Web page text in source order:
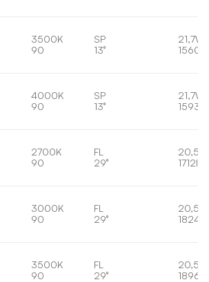
3500K
90
SP
13°
21,7W
4000K
90
SP
13°
21,7W
1593lm
2700K
90
FL
29°
20,5W
1712lm
3000K
90
FL
29°
20,5W
1824lm
3500K
90
FL
29°
20,5W
1896lm